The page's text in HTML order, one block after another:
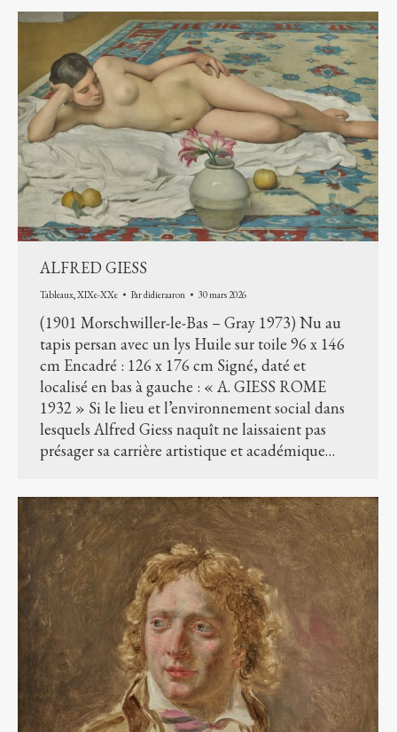
ALFRED GIESS
Tableaux XIXe-XXe Pardidieraaron 30 mars 2026
(1901 Morschwiller-le-Bas – Gray 1973) Nu au
tapis persan avec un lys Huile sur toile 96 x 146
cm Encadré : 126 x 176 cm Signé, daté et
localisé en bas à gauche : « A. GIESS ROME
1932 » Si le lieu et l’environnement social dans
lesquels Alfred Giess naquît ne laissaient pas
présager sa carrière artistique et académique…